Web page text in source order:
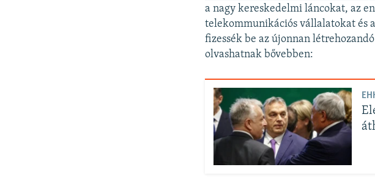
a nagy kereskedelmi láncokat, az
telekommunikációs vállalatokat és
fizessék be az újonnan
olvashatnak bővebben: